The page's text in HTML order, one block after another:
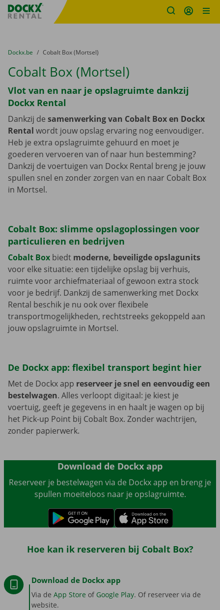
Fratello DEMO
U bevindt zich hier:
van
Dockx.be naar
Cobalt Box (Mortsel)
Cobalt Box (Mortsel)
Vlot van en naar je opslagruimte dankzij
Dockx Rental
Dankzij de samenwerking van Cobalt Box en Dockx
Rental wordt jouw opslag ervaring nog eenvoudiger.
Heb je extra opslagruimte gehuurd en moet je
goederen vervoeren van of naar hun bestemming?
Dankzij de voertuigen van Dockx Rental breng je jouw
spullen snel en zonder zorgen van en naar Cobalt Box
in Mortsel.
Cobalt Box: slimme opslagoplossingen voor
particulieren en bedrijven
Cobalt Box biedt moderne, beveiligde opslagunits
voor elke situatie: een tijdelijke opslag bij verhuis,
ruimte voor archiefmateriaal of gewoon extra stock
voor je bedrijf. Dankzij de samenwerking met Dockx
Rental beschik je nu ook over flexibele
transportmogelijkheden, rechtstreeks gekoppeld aan
jouw opslagruimte in Mortsel.
De Dockx app: flexibel transport begint hier
Met de Dockx app reserveer je snel en eenvoudig een
bestelwagen. Alles verloopt digitaal: je kiest je
voertuig, geeft je gegevens in en haalt je wagen op bij
het Pick-up Point bij Cobalt Box. Zonder wachtrijen,
zonder papierwerk.
Download de Dockx app
Reserveer je bestelwagen via de Dockx app en breng je
spullen moeiteloos naar je opslagruimte.
Hoe kan ik reserveren bij Cobalt Box?
Download de Dockx app
Via de App Store of Google Play. Of reserveer via de
website.